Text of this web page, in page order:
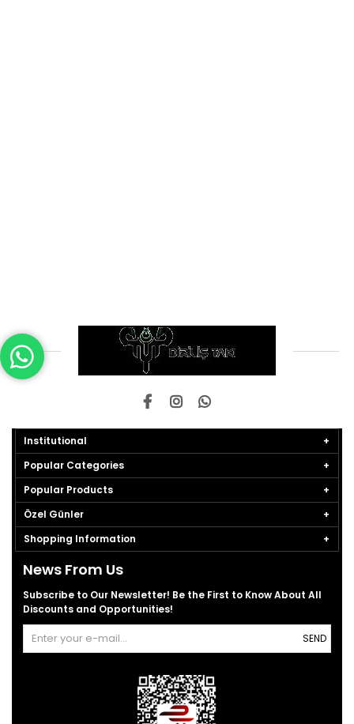
Institutional
Popular Categories
Popular Products
Özel Günler
Shopping Information
News From Us
Subscribe to Our Newsletter! Be the First to Know About All
Discounts and Opportunities!
SEND